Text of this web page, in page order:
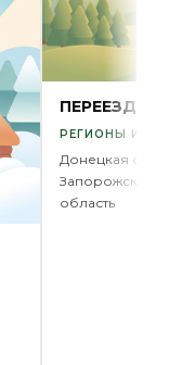
ПЕРЕЕЗД В
РЕГИОНЫ И
Донецкая
Запорожская
область